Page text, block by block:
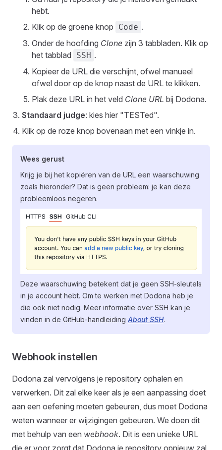
hebt.
Klik op de groene knop
Code .
Onder de hoofding Clone zijn 3 tabbladen. Klik op
het tabblad
SSH .
Kopieer de URL die verschijnt, ofwel manueel
ofwel door op de knop naast de URL te klikken.
Plak deze URL in het veld Clone URL bij Dodona.
Standaard judge: kies hier "TESTed".
Klik op de roze knop bovenaan met een vinkje in.
Wees gerust
Krijg je bij het kopiëren van de URL een waarschuwing
zoals hieronder? Dat is geen probleem: je kan deze
probleemloos negeren.
Deze waarschuwing betekent dat je geen SSH-sleutels
in je account hebt. Om te werken met Dodona heb je
die ook niet nodig. Meer informatie over SSH kan je
vinden in de GitHub-handleiding About SSH.
Webhook instellen
Dodona zal vervolgens je repository ophalen en
verwerken. Dit zal elke keer als je een aanpassing doet
aan een oefening moeten gebeuren, dus moet Dodona
weten wanneer er wijzigingen gebeuren. We doen dit
met behulp van een webhook. Dit is een unieke URL
die er voor zorgt dat Dodona je repository opnieuw zal